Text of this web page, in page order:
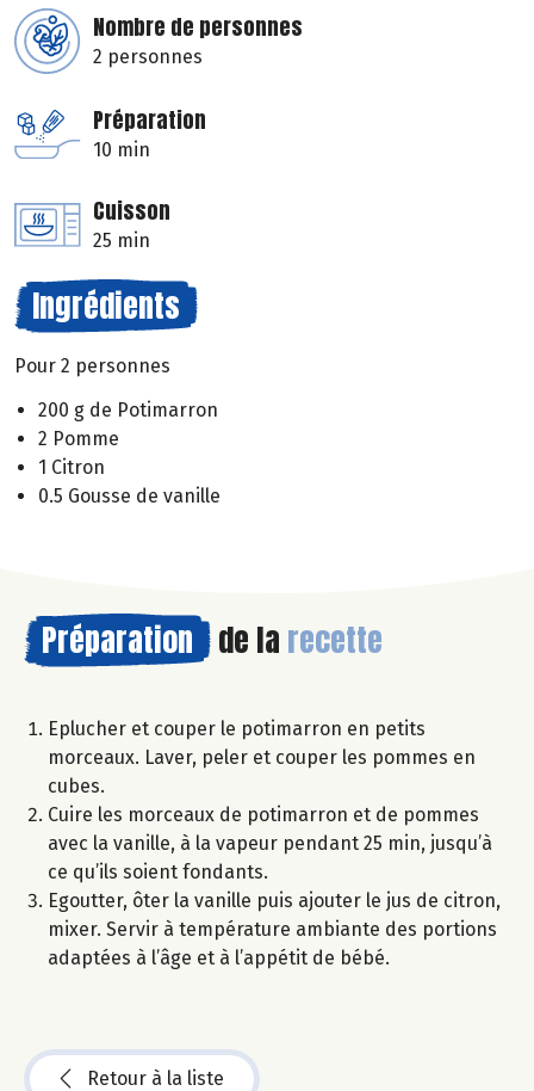
Nombre de personnes
2 personnes
Préparation
10 min
Cuisson
25 min
Ingrédients
Pour 2 personnes
200 g de Potimarron
2 Pomme
1 Citron
0.5 Gousse de vanille
Préparation de la recette
Eplucher et couper le potimarron en petits
morceaux. Laver, peler et couper les pommes en
cubes.
Cuire les morceaux de potimarron et de pommes
avec la vanille, à la vapeur pendant 25 min, jusqu’à
ce qu’ils soient fondants.
Egoutter, ôter la vanille puis ajouter le jus de citron,
mixer. Servir à température ambiante des portions
adaptées à l’âge et à l’appétit de bébé.
Retour à la liste